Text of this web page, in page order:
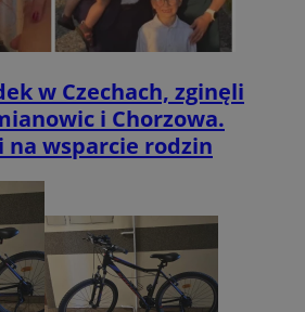
w Czechach, zginęli
i Chorzowa.
na wsparcie rodzin